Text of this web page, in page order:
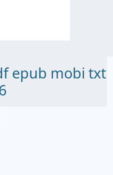
epub mobi txt